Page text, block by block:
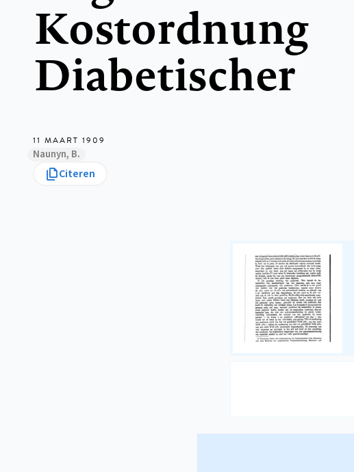
Kostordnung
Diabetischer
11 MAART 1909
Naunyn, B.
Citeren